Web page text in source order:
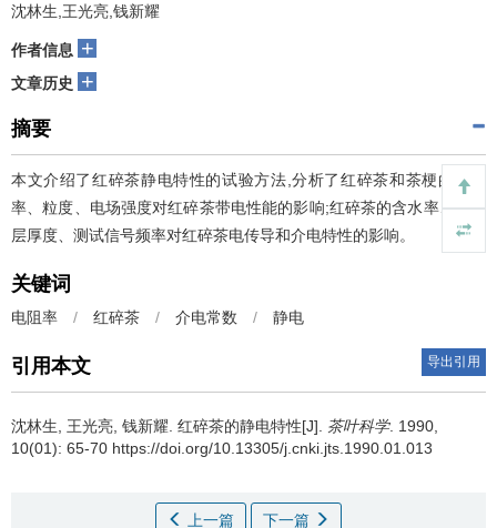
沈林生,王光亮,钱新耀
作者信息 +
文章历史 +
摘要
本文介绍了红碎茶静电特性的试验方法,分析了红碎茶和茶梗的含水
率、粒度、电场强度对红碎茶带电性能的影响;红碎茶的含水率、测试
层厚度、测试信号频率对红碎茶电传导和介电特性的影响。
关键词
电阻率 / 红碎茶 / 介电常数 / 静电
引用本文 导出引用
沈林生, 王光亮, 钱新耀. 红碎茶的静电特性[J]. 茶叶科学. 1990,
10(01): 65-70 https://doi.org/10.13305/j.cnki.jts.1990.01.013
上一篇 下一篇